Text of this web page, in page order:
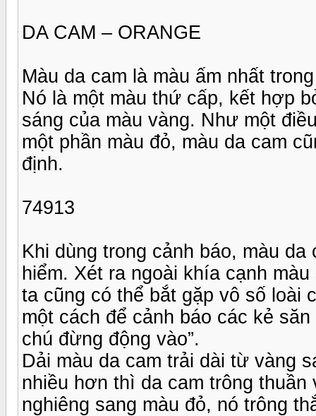
DA CAM – ORANGE
Màu da cam là màu ấm nhất
Nó là một màu thứ cấp, kết hợp
sáng của màu vàng. Như một
một phần màu đỏ, màu da cam
định.
74913
Khi dùng trong cảnh báo, màu
hiểm. Xét ra ngoài khía cạnh
ta cũng có thể bắt gặp vô số loài
một cách để cảnh báo các kẻ
chú đừng động vào”.
Dải màu da cam trải dài từ vàng
nhiều hơn thì da cam trông
nghiêng sang màu đỏ, nó trông